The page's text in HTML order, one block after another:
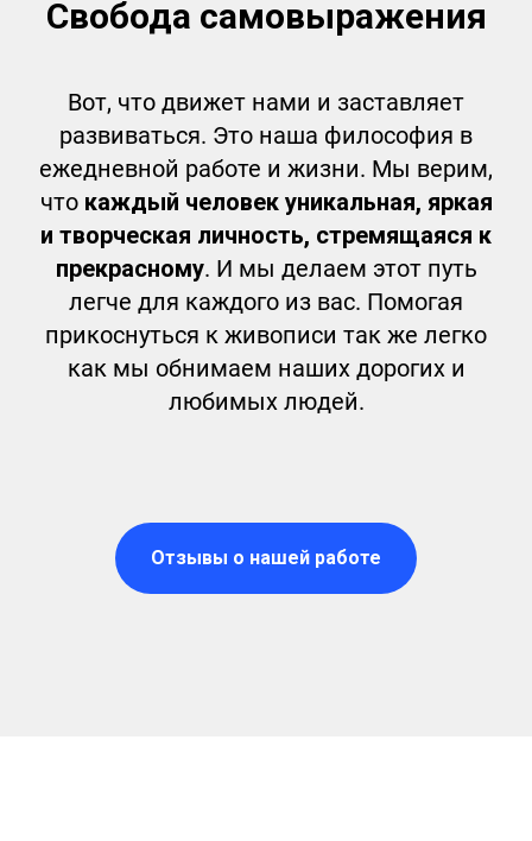
Свобода самовыражения
Вот, что движет нами и заставляет
развиваться. Это наша философия в
ежедневной работе и жизни. Мы верим,
что каждый человек уникальная, яркая
и творческая личность, стремящаяся к
прекрасному. И мы делаем этот путь
легче для каждого из вас. Помогая
прикоснуться к живописи так же легко
как мы обнимаем наших дорогих и
любимых людей.
Отзывы о нашей работе